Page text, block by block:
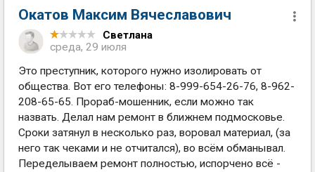
Окатов Максим Вячеславович
Светлана
среда, 29 июля
Это преступник, которого нужно изолировать от
общества. Вот его телефоны: 8-999-654-26-76, 8-962-
208-65-65. Прораб-мошенник, если можно так
назвать. Делал нам ремонт в ближнем подмосковье.
Сроки затянул в несколько раз, воровал материал, (за
него так чеками и не отчитался), во всём обманывал.
Переделываем ремонт полностью, испорчено всё -